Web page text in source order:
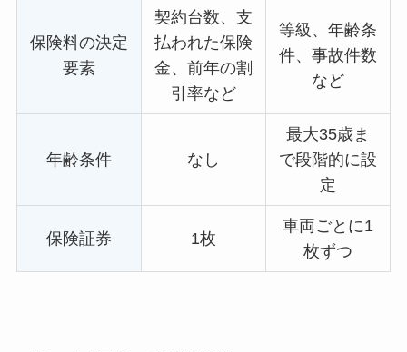
保険料の決定
要素
契約台数、支
払われた保険
金、前年の割
引率など
等級、年齢条
件、事故件数
など
年齢条件 なし
最大35歳ま
で段階的に設
定
保険証券 1枚
車両ごとに1
枚ずつ